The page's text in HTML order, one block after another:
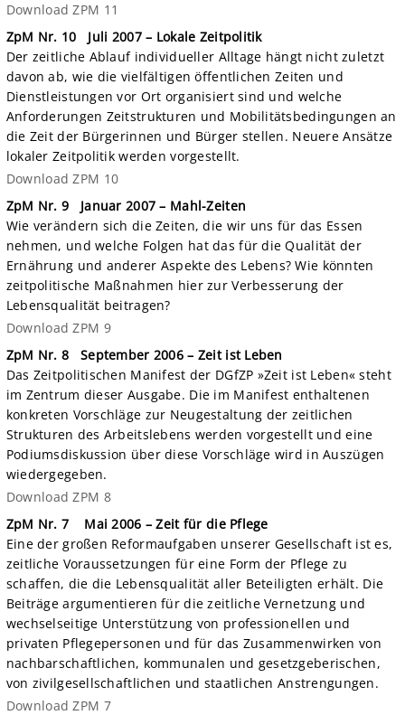
Download ZPM 11
ZpM Nr. 10 Juli 2007 – Lokale Zeitpolitik
Der zeitliche Ablauf individueller Alltage hängt nicht zuletzt
davon ab, wie die vielfältigen öffentlichen Zeiten und
Dienstleistungen vor Ort organisiert sind und welche
Anforderungen Zeitstrukturen und Mobilitätsbedingungen an
die Zeit der Bürgerinnen und Bürger stellen. Neuere Ansätze
lokaler Zeitpolitik werden vorgestellt.
Download ZPM 10
ZpM Nr. 9 Januar 2007 – Mahl-Zeiten
Wie verändern sich die Zeiten, die wir uns für das Essen
nehmen, und welche Folgen hat das für die Qualität der
Ernährung und anderer Aspekte des Lebens? Wie könnten
zeitpolitische Maßnahmen hier zur Verbesserung der
Lebensqualität beitragen?
Download ZPM 9
ZpM Nr. 8 September 2006 – Zeit ist Leben
Das Zeitpolitischen Manifest der DGfZP »Zeit ist Leben« steht
im Zentrum dieser Ausgabe. Die im Manifest enthaltenen
konkreten Vorschläge zur Neugestaltung der zeitlichen
Strukturen des Arbeitslebens werden vorgestellt und eine
Podiumsdiskussion über diese Vorschläge wird in Auszügen
wiedergegeben.
Download ZPM 8
ZpM Nr. 7 Mai 2006 – Zeit für die Pflege
Eine der großen Reformaufgaben unserer Gesellschaft ist es,
zeitliche Voraussetzungen für eine Form der Pflege zu
schaffen, die die Lebensqualität aller Beteiligten erhält. Die
Beiträge argumentieren für die zeitliche Vernetzung und
wechselseitige Unterstützung von professionellen und
privaten Pflegepersonen und für das Zusammenwirken von
nachbarschaftlichen, kommunalen und gesetzgeberischen,
von zivilgesellschaftlichen und staatlichen Anstrengungen.
Download ZPM 7